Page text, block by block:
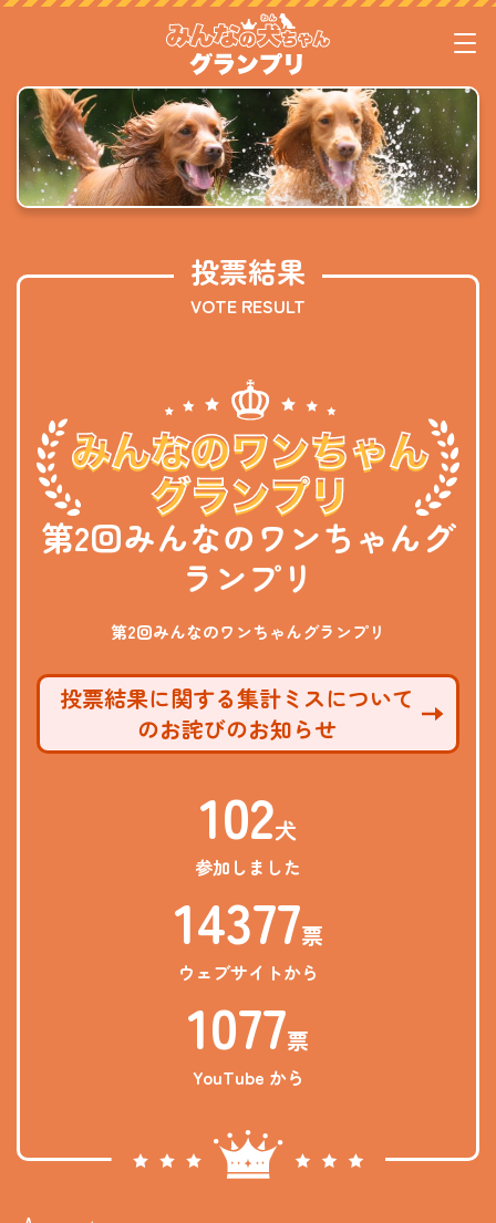
投票結果
VOTE RESULT
第2回みんなのワンちゃんグ
ランプリ
第2回みんなのワンちゃんグランプリ
投票結果に関する集計ミスについて
のお詫びのお知らせ
102犬
参加しました
14377票
ウェブサイトから
1077票
YouTube から